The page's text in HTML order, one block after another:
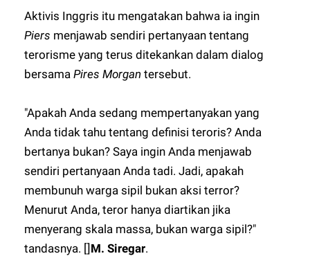
Aktivis Inggris itu mengatakan bahwa ia ingin
Piers menjawab sendiri pertanyaan tentang
terorisme yang terus ditekankan dalam dialog
bersamaPires Morgan tersebut.
"Apakah Anda sedang mempertanyakan yang
Anda tidak tahu tentang definisi teroris? Anda
bertanya bukan? Saya ingin Anda menjawab
sendiri pertanyaan Anda tadi. Jadi, apakah
membunuh warga sipil bukan aksi terror?
Menurut Anda, teror hanya diartikan jika
menyerang skala massa, bukan warga sipil?"
tandasnya. []M. Siregar.